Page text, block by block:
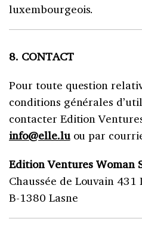
luxembourgeois.
8. CONTACT
Pour toute question
conditions générales
contacter Edition
info@elle.luou par
Edition Ventures Woman
Chaussée de Louvain 431
B-1380 Lasne